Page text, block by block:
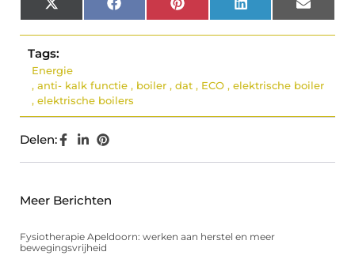
X
(Twitter)
Facebook Pinterest LinkedIn Email
Tags:
Energie
, anti- kalk functie , boiler , dat , ECO , elektrische boiler
, elektrische boilers
Delen:
Meer Berichten
Fysiotherapie Apeldoorn: werken aan herstel en meer
bewegingsvrijheid